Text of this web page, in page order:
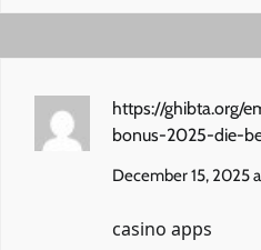
https://ghibta.org/
bonus-2025-die-
December 15, 2025
casino apps